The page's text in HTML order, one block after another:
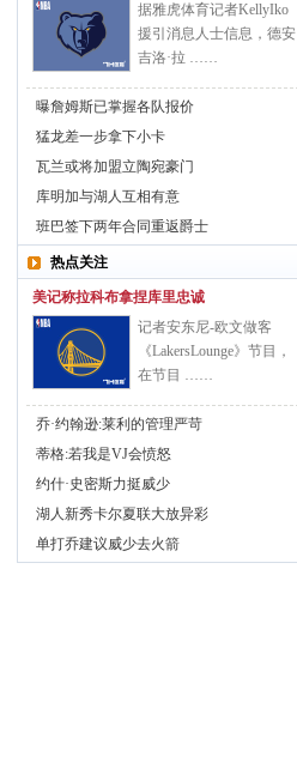
据雅虎体育记者KellyIko
援引消息人士信息，德安
吉洛·拉 ……
曝詹姆斯已掌握各队报价
猛龙差一步拿下小卡
瓦兰或将加盟立陶宛豪门
库明加与湖人互相有意
班巴签下两年合同重返爵士
热点关注
美记称拉科布拿捏库里忠诚
记者安东尼-欧文做客
《LakersLounge》节目，
在节目 ……
乔·约翰逊:莱利的管理严苛
蒂格:若我是VJ会愤怒
约什·史密斯力挺威少
湖人新秀卡尔夏联大放异彩
单打乔建议威少去火箭